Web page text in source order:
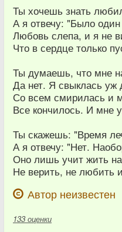
Ты хочешь знать
А я отвечу: "Было один
Любовь слепа, и я не
Что в сердце только
Ты думаешь, что мне
Да нет. Я свыклась уж
Со всем смирилась и
Все кончилось. И мне
Ты скажешь: "Время
А я отвечу: "Нет.
Оно лишь учит жить
Не верить, не любить
Автор неизвестен
133 оценки